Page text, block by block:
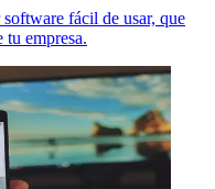
fácil de usar, que
empresa.